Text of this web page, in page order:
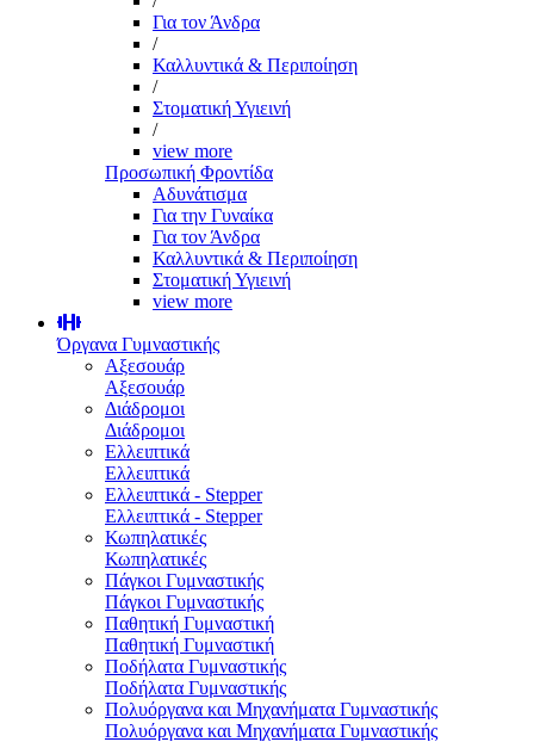
Για τον Άνδρα
/
Καλλυντικά & Περιποίηση
/
Στοματική Υγιεινή
/
view more
Προσωπική Φροντίδα
Αδυνάτισμα
Για την Γυναίκα
Για τον Άνδρα
Καλλυντικά & Περιποίηση
Στοματική Υγιεινή
view more
Όργανα Γυμναστικής
Αξεσουάρ
Αξεσουάρ
Διάδρομοι
Διάδρομοι
Ελλειπτικά
Ελλειπτικά
Ελλειπτικά - Stepper
Ελλειπτικά - Stepper
Κωπηλατικές
Κωπηλατικές
Πάγκοι Γυμναστικής
Πάγκοι Γυμναστικής
Παθητική Γυμναστική
Παθητική Γυμναστική
Ποδήλατα Γυμναστικής
Ποδήλατα Γυμναστικής
Πολυόργανα και Μηχανήματα Γυμναστικής
Πολυόργανα και Μηχανήματα Γυμναστικής